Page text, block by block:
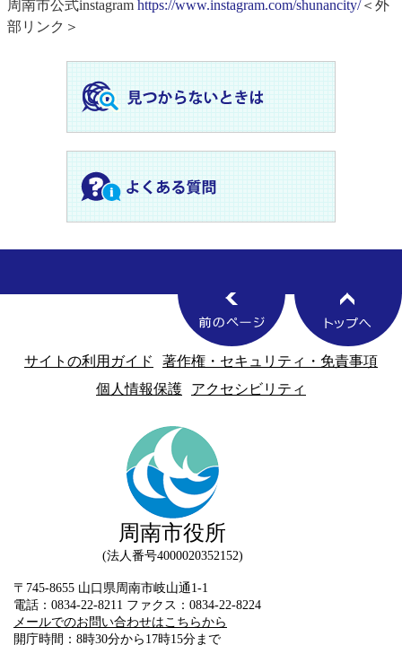
周南市公式instagram https://www.instagram.com/shunancity/＜外
部リンク＞
サイトの利用ガイド
著作権・セキュリティ・免責事項
個人情報保護
アクセシビリティ
周南市役所
法人番号4000020352152
〒745-8655 山口県周南市岐山通1-1
電話：0834-22-8211 ファクス：0834-22-8224
メールでのお問い合わせはこちらから
開庁時間：8時30分から17時15分まで